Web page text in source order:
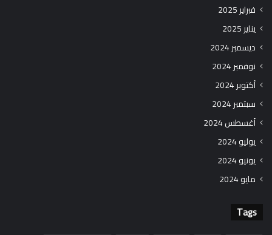
فبراير 2025
يناير 2025
ديسمبر 2024
نوفمبر 2024
أكتوبر 2024
سبتمبر 2024
أغسطس 2024
يوليو 2024
يونيو 2024
مايو 2024
Tags